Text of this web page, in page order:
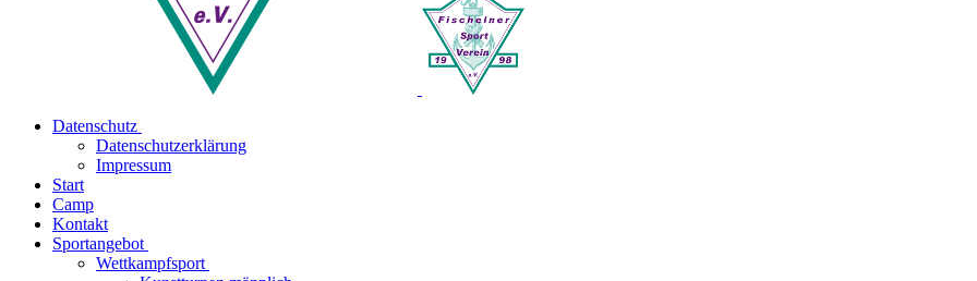
Datenschutz
Datenschutzerklärung
Impressum
Start
Camp
Kontakt
Sportangebot
Wettkampfsport